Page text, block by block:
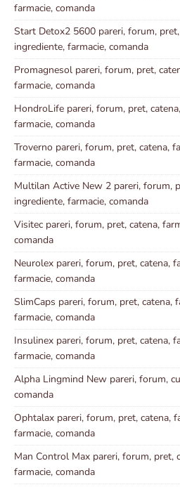
farmacie, comanda
Start Detox2 5600 pareri, forum,
ingrediente, farmacie, comanda
Promagnesol pareri, forum, pret,
farmacie, comanda
HondroLife pareri, forum, pret,
farmacie, comanda
Troverno pareri, forum, pret, catena,
farmacie, comanda
Multilan Active New 2 pareri, forum,
ingrediente, farmacie, comanda
Visitec pareri, forum, pret, catena,
comanda
Neurolex pareri, forum, pret, catena,
farmacie, comanda
SlimCaps pareri, forum, pret, catena,
farmacie, comanda
Insulinex pareri, forum, pret, catena,
farmacie, comanda
Alpha Lingmind New pareri, forum,
comanda
Ophtalax pareri, forum, pret, catena,
farmacie, comanda
Man Control Max pareri, forum, pret,
farmacie, comanda